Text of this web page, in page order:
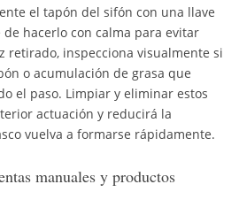
el tapón del sifón con una llave
hacerlo con calma para evitar
retirado, inspecciona visualmente si
o acumulación de grasa que
el paso. Limpiar y eliminar estos
actuación y reducirá la
vuelva a formarse rápidamente.
manuales y productos